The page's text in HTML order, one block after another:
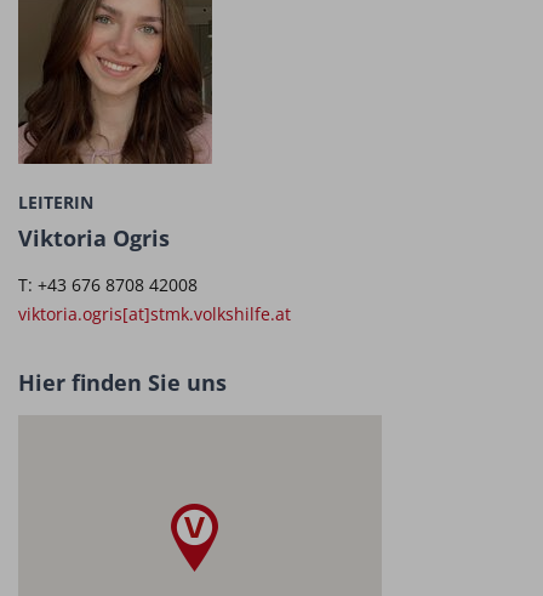
LEITERIN
Viktoria Ogris
T: +43 676 8708 42008
viktoria.ogris[at]stmk.volkshilfe.at
Hier finden Sie uns